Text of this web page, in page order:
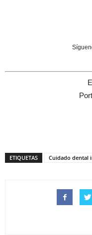
ETIQUETAS Cuidado dental